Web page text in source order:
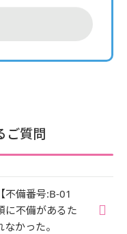
ご質問
不備番号:B-01
に不備があるた
かった。